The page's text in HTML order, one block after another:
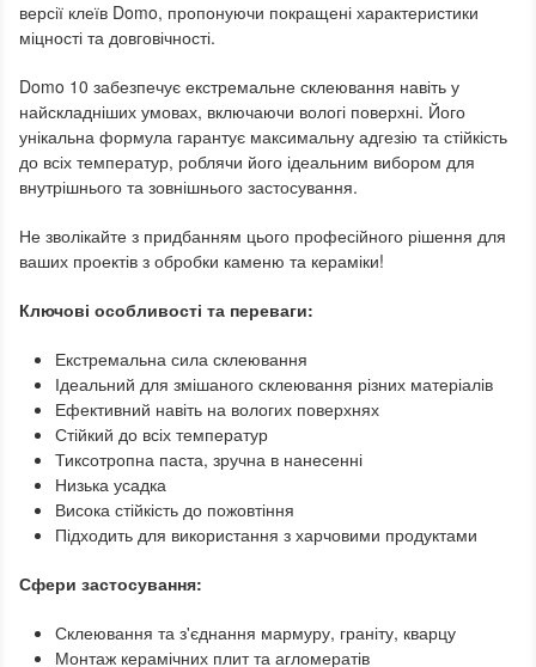
версії клеїв Domo, пропонуючи покращені характеристики
міцності та довговічності.
Domo 10 забезпечує екстремальне склеювання навіть у
найскладніших умовах, включаючи вологі поверхні. Його
унікальна формула гарантує максимальну адгезію та стійкість
до всіх температур, роблячи його ідеальним вибором для
внутрішнього та зовнішнього застосування.
Не зволікайте з придбанням цього професійного рішення для
ваших проектів з обробки каменю та кераміки!
Ключові особливості та переваги:
Екстремальна сила склеювання
Ідеальний для змішаного склеювання різних матеріалів
Ефективний навіть на вологих поверхнях
Стійкий до всіх температур
Тиксотропна паста, зручна в нанесенні
Низька усадка
Висока стійкість до пожовтіння
Підходить для використання з харчовими продуктами
Сфери застосування:
Склеювання та з'єднання мармуру, граніту, кварцу
Монтаж керамічних плит та агломератів